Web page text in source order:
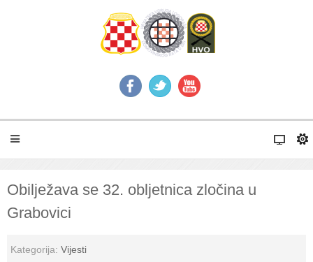
Obilježava se 32. obljetnica zločina u
Grabovici
Kategorija: Vijesti